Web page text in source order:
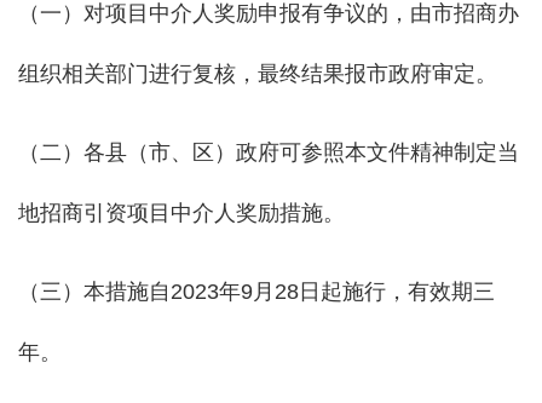
（一）对项目中介人奖励申报有争议的，由市招商办
组织相关部门进行复核，最终结果报市政府审定。
（二）各县（市、区）政府可参照本文件精神制定当
地招商引资项目中介人奖励措施。
（三）本措施自2023年9月28日起施行，有效期三
年。